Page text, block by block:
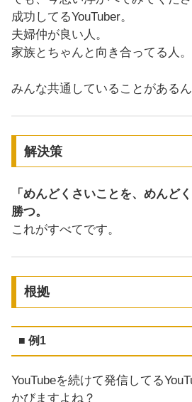
成功してるYouTuber。
夫婦仲が良い人。
家族とちゃんと向き合ってる人。
みんな共通していることがあるん
解決策
「めんどくさいことを、めんど
勝つ。
これがすべてです。
根拠
■ 例1
YouTubeを続けて発信してる
かびますよね？